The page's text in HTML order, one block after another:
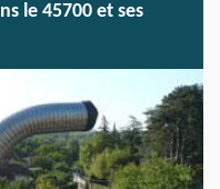
le 45700 et ses